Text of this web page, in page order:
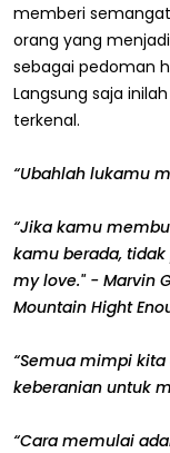
memberi
orang yang
sebagai pedoman
Langsung saja
terkenal.
“Ubahlah lukamu
“Jika kamu
kamu berada,
my love." - Marvin
Mountain Hight
“Semua mimpi
keberanian untuk
“Cara memulai